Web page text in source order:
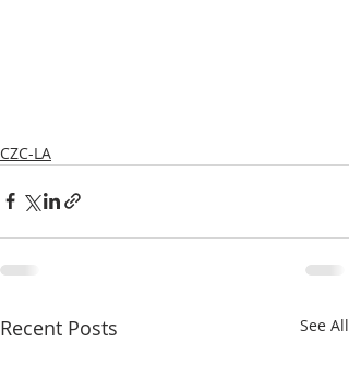
CZC-LA
Recent Posts See All